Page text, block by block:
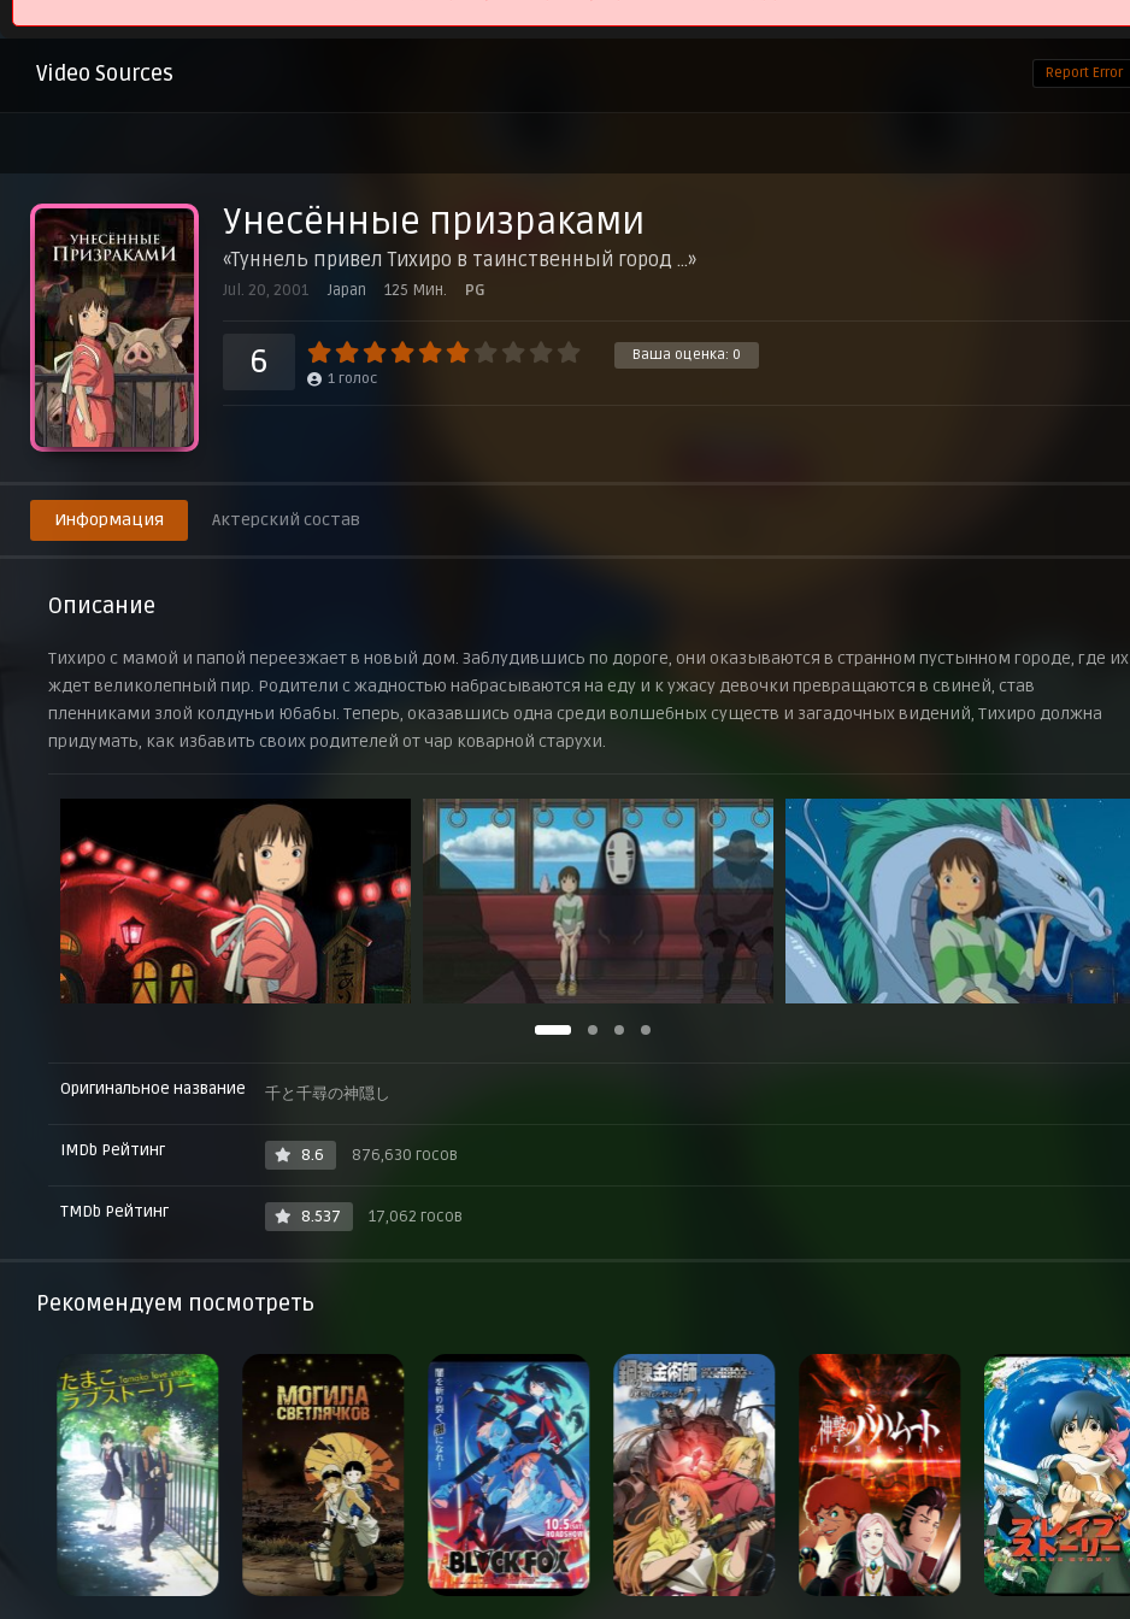
Video Sources Report Error
Унесённые призраками
«Туннель привел Тихиро в таинственный город ...»
Jul. 20, 2001 Japan 125 Мин. PG
Ваша оценка: 0
6 1 голос
Информация Актерский состав
Описание
Тихиро с мамой и папой переезжает в новый дом. Заблудившись по дороге, они оказываются в странном пустынном городе, где их
ждет великолепный пир. Родители с жадностью набрасываются на еду и к ужасу девочки превращаются в свиней, став
пленниками злой колдуньи Юбабы. Теперь, оказавшись одна среди волшебных существ и загадочных видений, Тихиро должна
придумать, как избавить своих родителей от чар коварной старухи.
Оригинальное название 千と千尋の神隠し
IMDb Рейтинг 8.6 876,630 госов
TMDb Рейтинг 8.537 17,062 госов
Рекомендуем посмотреть